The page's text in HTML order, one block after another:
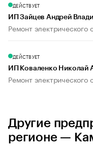
ДЕЙСТВУЕТ
ИП Зайцев Андрей
Ремонт электрического
ДЕЙСТВУЕТ
ИП Коваленко Николай
Ремонт электрического
Другие
регионе —